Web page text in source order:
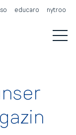
educaro nytroo